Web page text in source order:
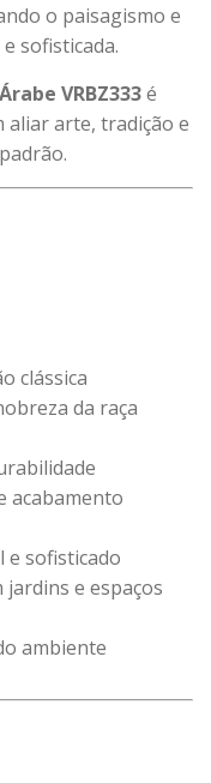
o paisagismo e
sofisticada.
VRBZ333é
arte, tradição e
clássica
da raça
acabamento
e sofisticado
e espaços
ambiente